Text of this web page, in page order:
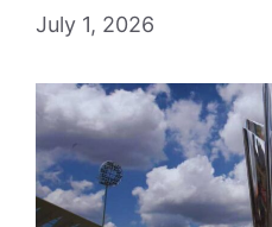
July 1, 2026